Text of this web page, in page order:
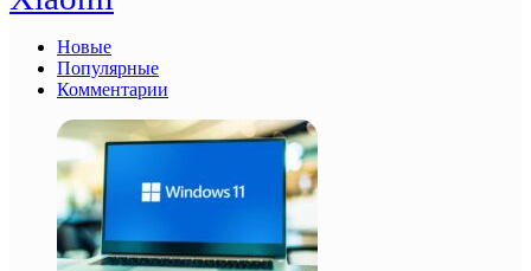
Новые
Популярные
Комментарии